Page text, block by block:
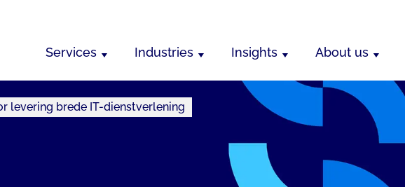
Services Industries Insights About us
levering brede IT-dienstverlening